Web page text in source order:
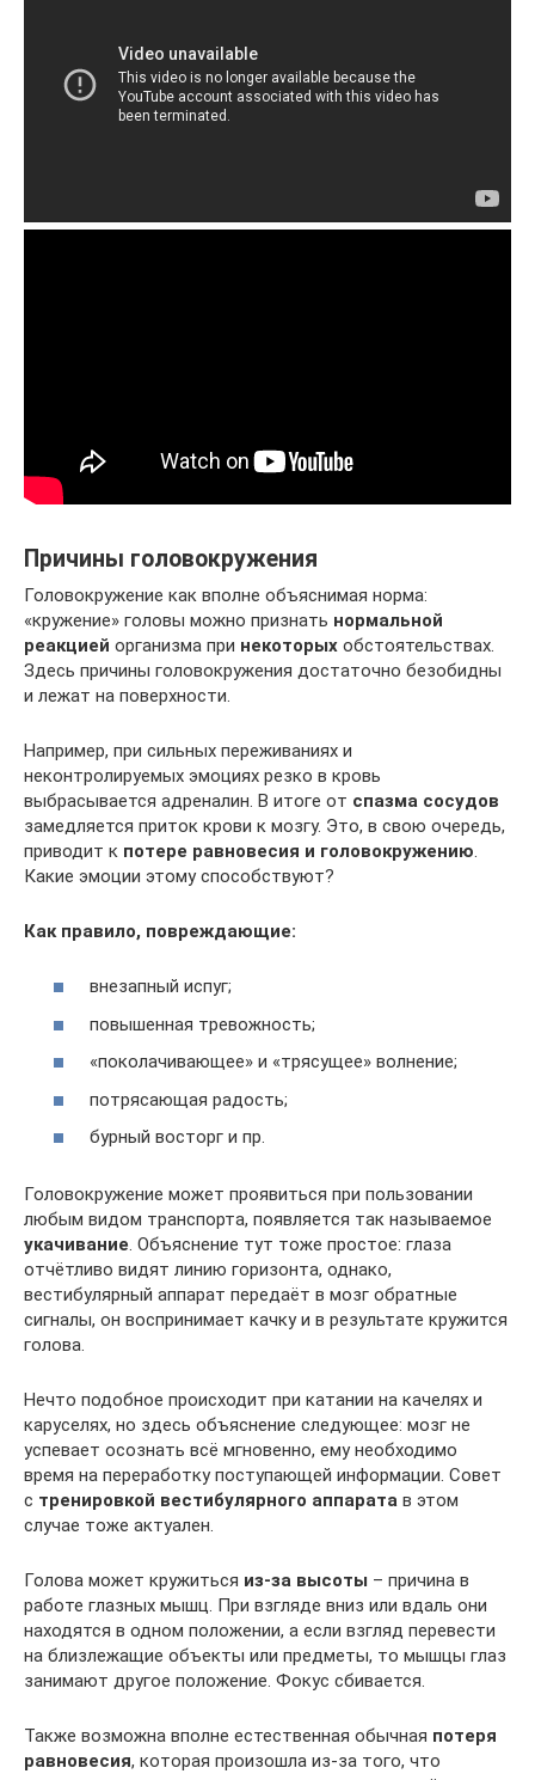
Причины головокружения
Головокружение как вполне объяснимая норма:
«кружение» головы можно признать нормальной
реакцией организма при некоторых обстоятельствах.
Здесь причины головокружения достаточно безобидны
и лежат на поверхности.
Например, при сильных переживаниях и
неконтролируемых эмоциях резко в кровь
выбрасывается адреналин. В итоге от спазма сосудов
замедляется приток крови к мозгу. Это, в свою очередь,
приводит к потере равновесия и головокружению
Какие эмоции этому способствуют?
Как правило, повреждающие:
внезапный испуг;
повышенная тревожность;
«поколачивающее» и «трясущее» волнение;
потрясающая радость;
бурный восторг и пр.
Головокружение может проявиться при пользовании
любым видом транспорта, появляется так называемое
укачивание. Объяснение тут тоже простое: глаза
отчётливо видят линию горизонта, однако,
вестибулярный аппарат передаёт в мозг обратные
сигналы, он воспринимает качку и в результате кружится
голова.
Нечто подобное происходит при катании на качелях и
каруселях, но здесь объяснение следующее: мозг не
успевает осознать всё мгновенно, ему необходимо
время на переработку поступающей информации. Совет
с тренировкой вестибулярного аппарата в этом
случае тоже актуален.
Голова может кружиться из-за высоты – причина в
работе глазных мышц. При взгляде вниз или вдаль они
находятся в одном положении, а если взгляд перевести
на близлежащие объекты или предметы, то мышцы глаз
занимают другое положение. Фокус сбивается.
Также возможна вполне естественная обычная потеря
равновесия, которая произошла из-за того, что